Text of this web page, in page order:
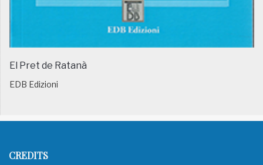
El Pret de Ratanà
EDB Edizioni
CREDITS